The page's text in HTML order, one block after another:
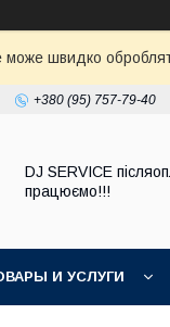
може швидко
+380 (95) 757-79-40
DJ SERVICE
працюємо!!!
И УСЛУГИ